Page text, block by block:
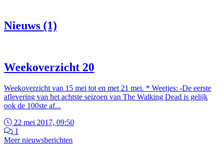
Nieuws (1)
Weekoverzicht 20
Weekoverzicht van 15 mei tot en met 21 mei. * Weetjes: -De eerste
aflevering van het achtste seizoen van The Walking Dead is gelijk
ook de 100ste af...
22 mei 2017, 09:50
1
Meer nieuwsberichten